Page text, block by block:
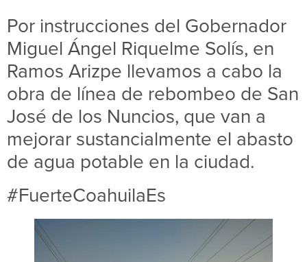
Por instrucciones del Gobernador
Miguel Ángel Riquelme Solís, en
Ramos Arizpe llevamos a cabo la
obra de línea de rebombeo de San
José de los Nuncios, que van a
mejorar sustancialmente el abasto
de agua potable en la ciudad.
#FuerteCoahuilaEs